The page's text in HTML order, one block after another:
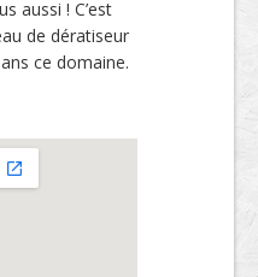
aussi ! C’est
de dératiseur
ce domaine.